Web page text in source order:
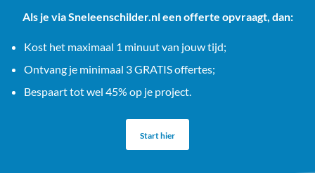
Als je via Sneleenschilder.nl een offerte opvraagt, dan:
Kost het maximaal 1 minuut van jouw tijd;
Ontvang je minimaal 3 GRATIS offertes;
Bespaart tot wel 45% op je project.
Start hier